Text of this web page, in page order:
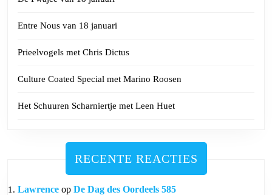
Entre Nous van 18 januari
Prieelvogels met Chris Dictus
Culture Coated Special met Marino Roosen
Het Schuuren Scharniertje met Leen Huet
RECENTE REACTIES
Lawrence op De Dag des Oordeels 585